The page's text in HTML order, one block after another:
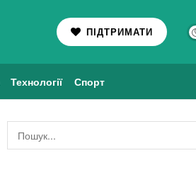
ПІДТРИМАТИ
Технології Спорт